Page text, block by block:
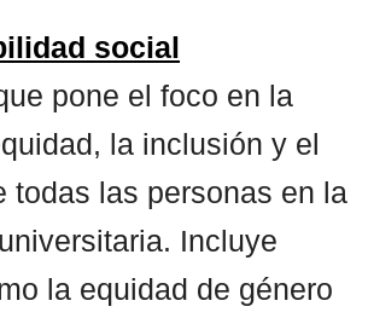
social
pone el foco en la
la inclusión y el
todas las personas en la
Incluye
la equidad de género